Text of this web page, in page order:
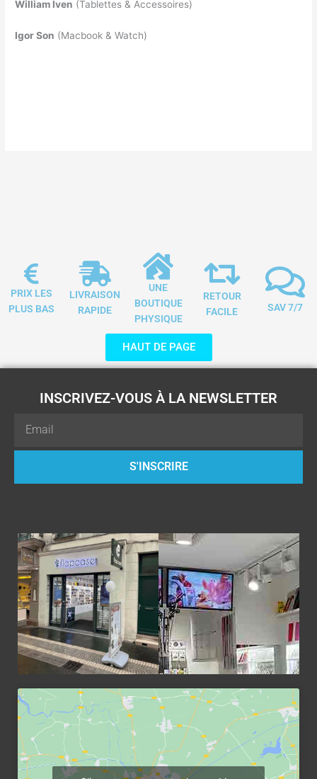
William Iven (Tablettes & Accessoires)
Igor Son (Macbook & Watch)
PRIX LES
PLUS BAS
LIVRAISON
RAPIDE
UNE
BOUTIQUE
PHYSIQUE
RETOUR
FACILE
SAV 7/7
HAUT DE PAGE
INSCRIVEZ-VOUS À LA NEWSLETTER
S'INSCRIRE